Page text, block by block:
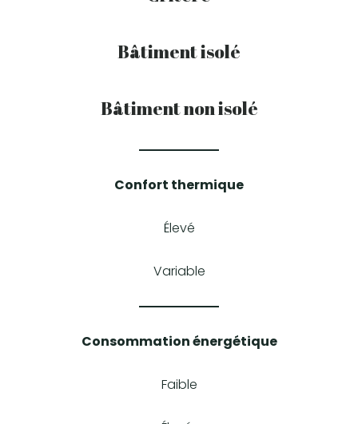
Bâtiment isolé
Bâtiment non isolé
Confort thermique
Élevé
Variable
Consommation énergétique
Faible